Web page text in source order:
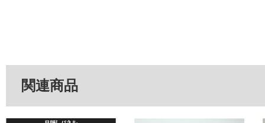
関連商品